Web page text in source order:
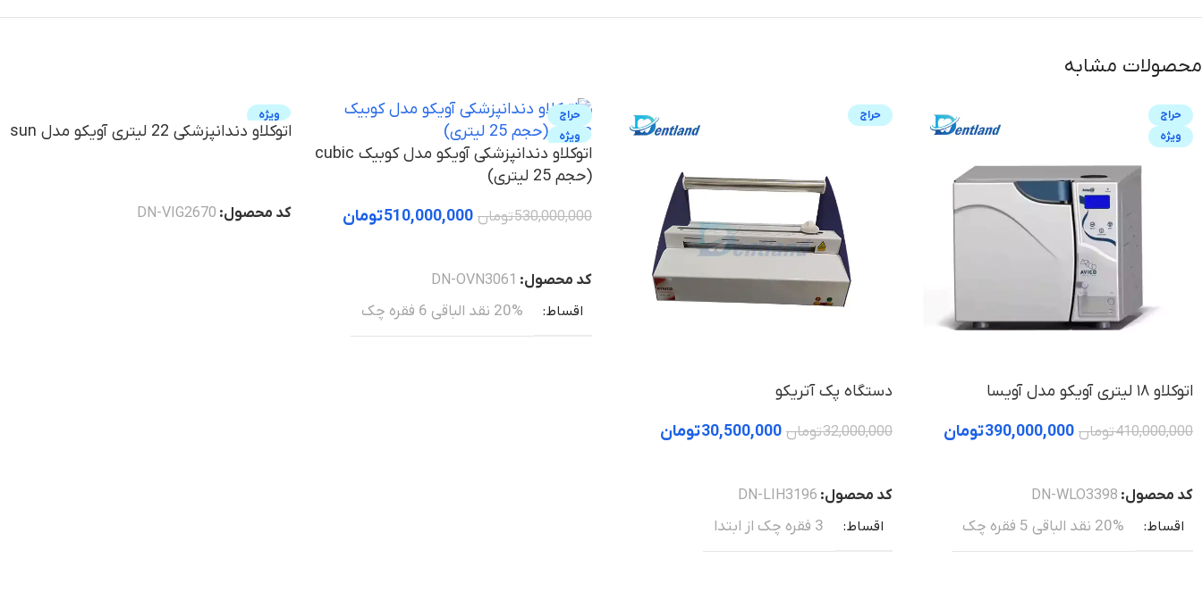
محصولات مشابه
حراج
ویژه
اتوکلاو ۱۸ لیتری آویکو مدل آویسا
410,000,000تومان 390,000,000تومان
کد محصول: DN-WLO3398
اقساط 20% نقد الباقی 5 فقره چک
حراج
دستگاه پک آتریکو
32,000,000تومان 30,500,000تومان
کد محصول: DN-LIH3196
اقساط 3 فقره چک از ابتدا
حراج
ویژه
اتوکلاو دندانپزشکی آویکو مدل کوبیک cubic
(حجم 25 لیتری)
530,000,000تومان 510,000,000تومان
کد محصول: DN-OVN3061
اقساط 20% نقد الباقی 6 فقره چک
ویژه
اتوکلاو دندانپزشکی 22 لیتری آویکو مدل sun
کد محصول: DN-VIG2670